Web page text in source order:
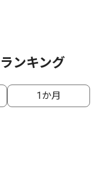
ンキング
1か月